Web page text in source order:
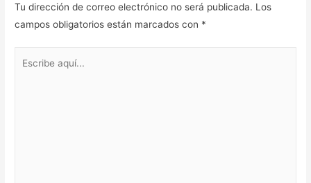
Tu dirección de correo electrónico no será publicada. Los
campos obligatorios están marcados con *